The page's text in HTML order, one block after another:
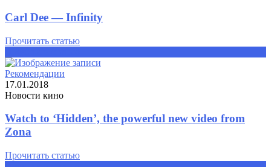
Carl Dee — Infinity
Прочитать статью
Рекомендации
17.01.2018
Новости кино
Watch to ‘Hidden’, the powerful new video from
Zona
Прочитать статью